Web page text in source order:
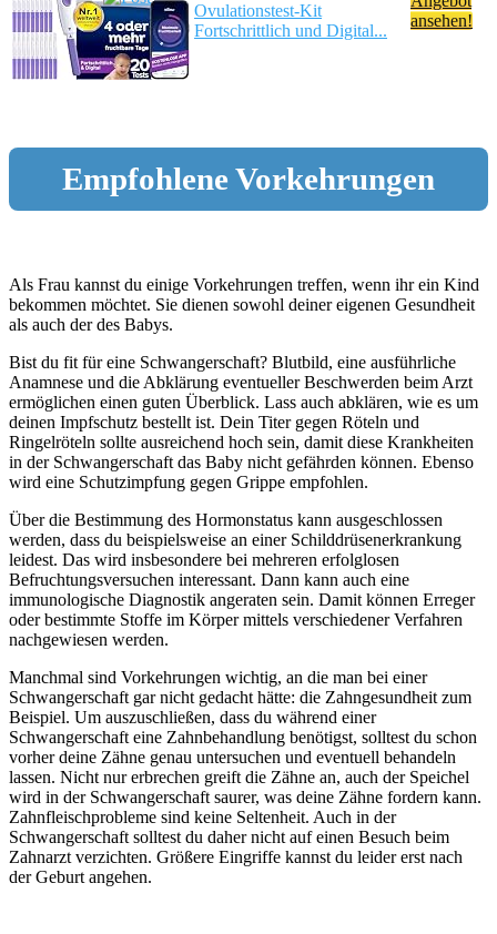
Ovulationstest-Kit
Fortschrittlich und Digital...
ansehen!
Empfohlene Vorkehrungen
Als Frau kannst du einige Vorkehrungen treffen, wenn ihr ein Kind
bekommen möchtet. Sie dienen sowohl deiner eigenen Gesundheit
als auch der des Babys.
Bist du fit für eine Schwangerschaft? Blutbild, eine ausführliche
Anamnese und die Abklärung eventueller Beschwerden beim Arzt
ermöglichen einen guten Überblick. Lass auch abklären, wie es um
deinen Impfschutz bestellt ist. Dein Titer gegen Röteln und
Ringelröteln sollte ausreichend hoch sein, damit diese Krankheiten
in der Schwangerschaft das Baby nicht gefährden können. Ebenso
wird eine Schutzimpfung gegen Grippe empfohlen.
Über die Bestimmung des Hormonstatus kann ausgeschlossen
werden, dass du beispielsweise an einer Schilddrüsenerkrankung
leidest. Das wird insbesondere bei mehreren erfolglosen
Befruchtungsversuchen interessant. Dann kann auch eine
immunologische Diagnostik angeraten sein. Damit können Erreger
oder bestimmte Stoffe im Körper mittels verschiedener Verfahren
nachgewiesen werden.
Manchmal sind Vorkehrungen wichtig, an die man bei einer
Schwangerschaft gar nicht gedacht hätte: die Zahngesundheit zum
Beispiel. Um auszuschließen, dass du während einer
Schwangerschaft eine Zahnbehandlung benötigst, solltest du schon
vorher deine Zähne genau untersuchen und eventuell behandeln
lassen. Nicht nur erbrechen greift die Zähne an, auch der Speichel
wird in der Schwangerschaft saurer, was deine Zähne fordern kann.
Zahnfleischprobleme sind keine Seltenheit. Auch in der
Schwangerschaft solltest du daher nicht auf einen Besuch beim
Zahnarzt verzichten. Größere Eingriffe kannst du leider erst nach
der Geburt angehen.